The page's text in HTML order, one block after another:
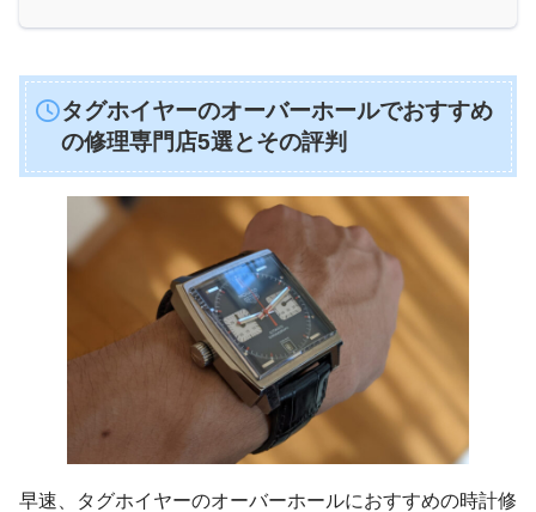
タグホイヤーのオーバーホールでおすすめ
の修理専門店5選とその評判
早速、タグホイヤーのオーバーホールにおすすめの時計修